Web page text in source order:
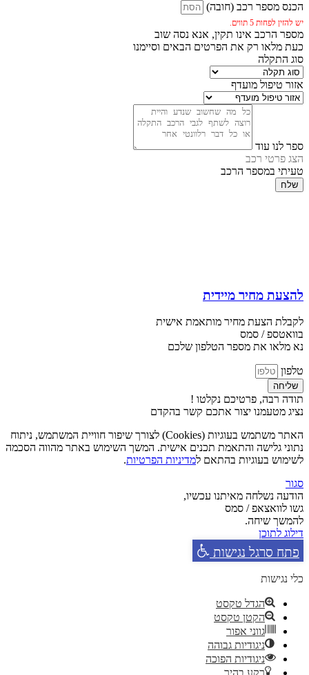
הכנס מספר רכב (חובה)
יש להזין לפחות 5 תווים.
מספר הרכב אינו תקין, אנא נסה שוב
כעת מלאו רק את הפרטים הבאים וסיימנו
סוג התקלה
אזור טיפול מועדף
ספר לנו עוד
הצג פרטי רכב
טעיתי במספר הרכב
שלח
להצעת מחיר מיידית
לקבלת הצעת מחיר מותאמת אישית
בוואטספ / סמס
נא מלאו את מספר הטלפון שלכם
טלפון
שליחה
תודה רבה, פרטיכם נקלטו !
נציג מטעמנו יצור אתכם קשר בהקדם
האתר משתמש בעוגיות (Cookies) לצורך שיפור חוויית המשתמש, ניתוח
נתוני גלישה והתאמת תכנים אישית. המשך השימוש באתר מהווה הסכמה
לשימוש בעוגיות בהתאם למדיניות הפרטיות.
סגור
הודעה נשלחה מאיתנו עכשיו,
גשו לוואצאפ / סמס
להמשך שיחה.
דילוג לתוכן
פתח סרגל נגישות
כלי נגישות
הגדל טקסט
הקטן טקסט
גווני אפור
ניגודיות גבוהה
ניגודיות הפוכה
רקע בהיר